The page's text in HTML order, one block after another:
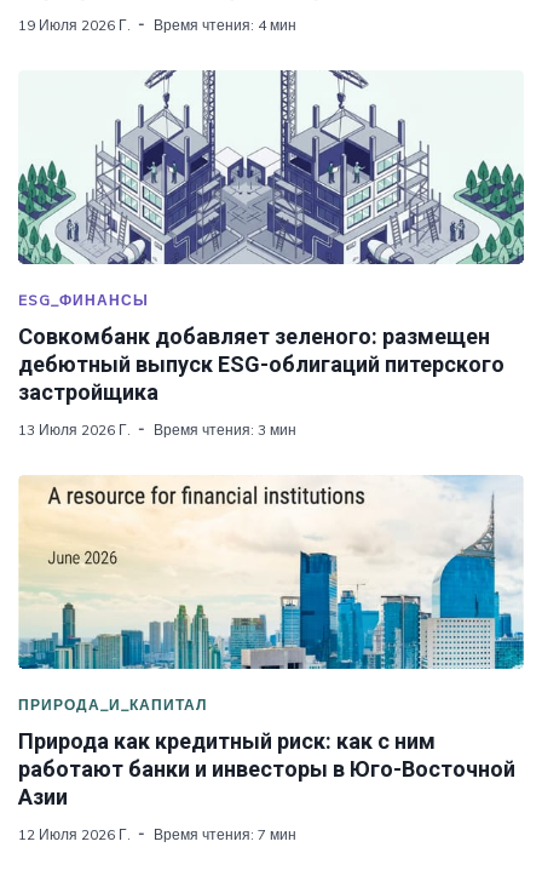
19 Июля 2026 Г. Время чтения: 4 мин
ESG_ФИНАНСЫ
Совкомбанк добавляет зеленого: размещен
дебютный выпуск ESG-облигаций питерского
застройщика
13 Июля 2026 Г. Время чтения: 3 мин
ПРИРОДА_И_КАПИТАЛ
Природа как кредитный риск: как с ним
работают банки и инвесторы в Юго-Восточной
Азии
12 Июля 2026 Г. Время чтения: 7 мин